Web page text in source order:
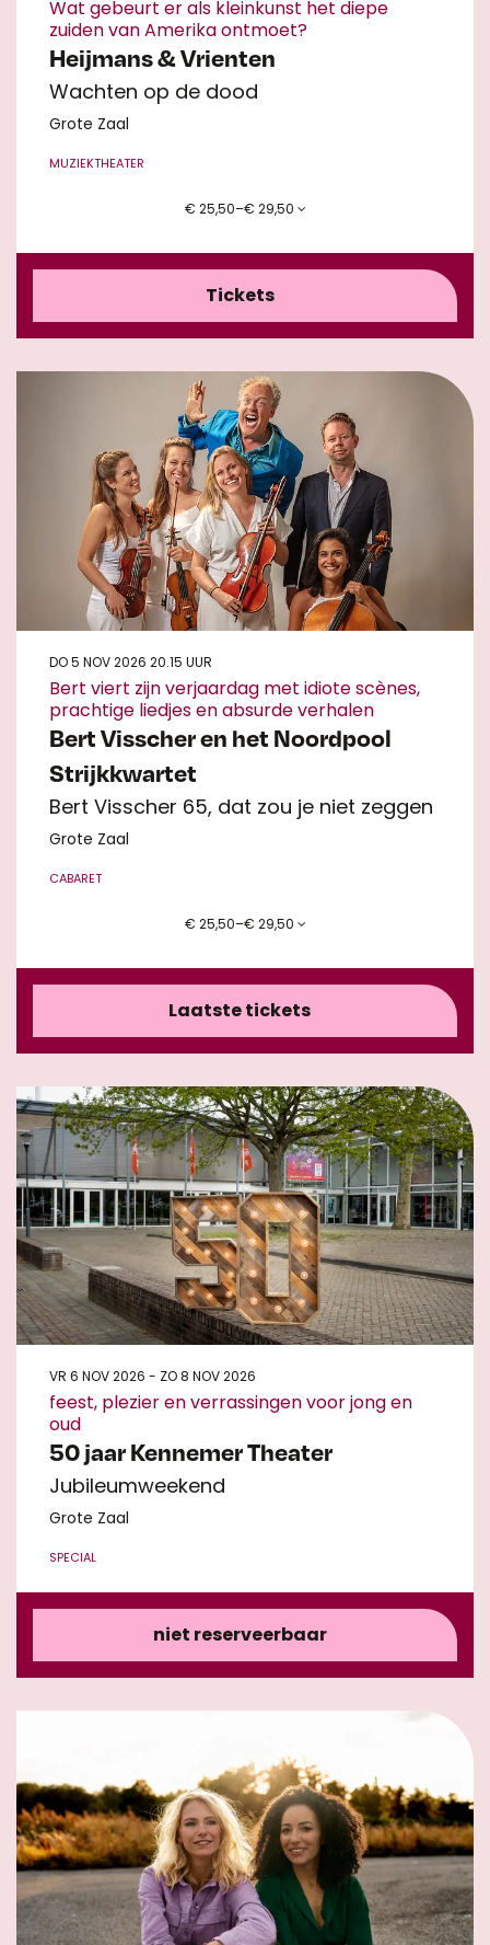
Heijmans & Vrienten
Wachten op de dood
Wat gebeurt er als kleinkunst het diepe
zuiden van Amerika ontmoet?
Grote Zaal
MUZIEKTHEATER
€ 25,50–€ 29,50
Tickets
Bert Visscher en het Noordpool
Strijkkwartet
Bert Visscher 65, dat zou je niet zeggen
Bert viert zijn verjaardag met idiote scènes,
prachtige liedjes en absurde verhalen
DO 5 NOV 2026 20.15 UUR
Grote Zaal
CABARET
€ 25,50–€ 29,50
Laatste tickets
50 jaar Kennemer Theater
Jubileumweekend
feest, plezier en verrassingen voor jong en
oud
VR 6 NOV 2026 - ZO 8 NOV 2026
Grote Zaal
SPECIAL
niet reserveerbaar